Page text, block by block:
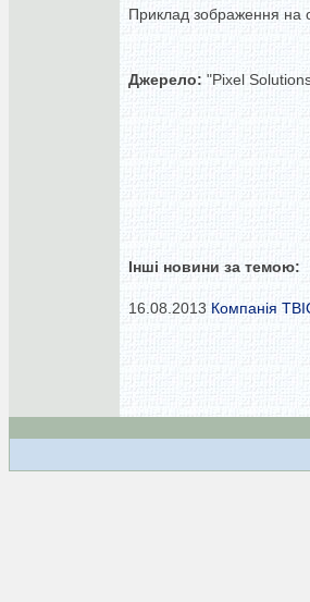
Приклад зображення на
Джерело: "Pixel
Інші новини за темою:
16.08.2013 Компанія